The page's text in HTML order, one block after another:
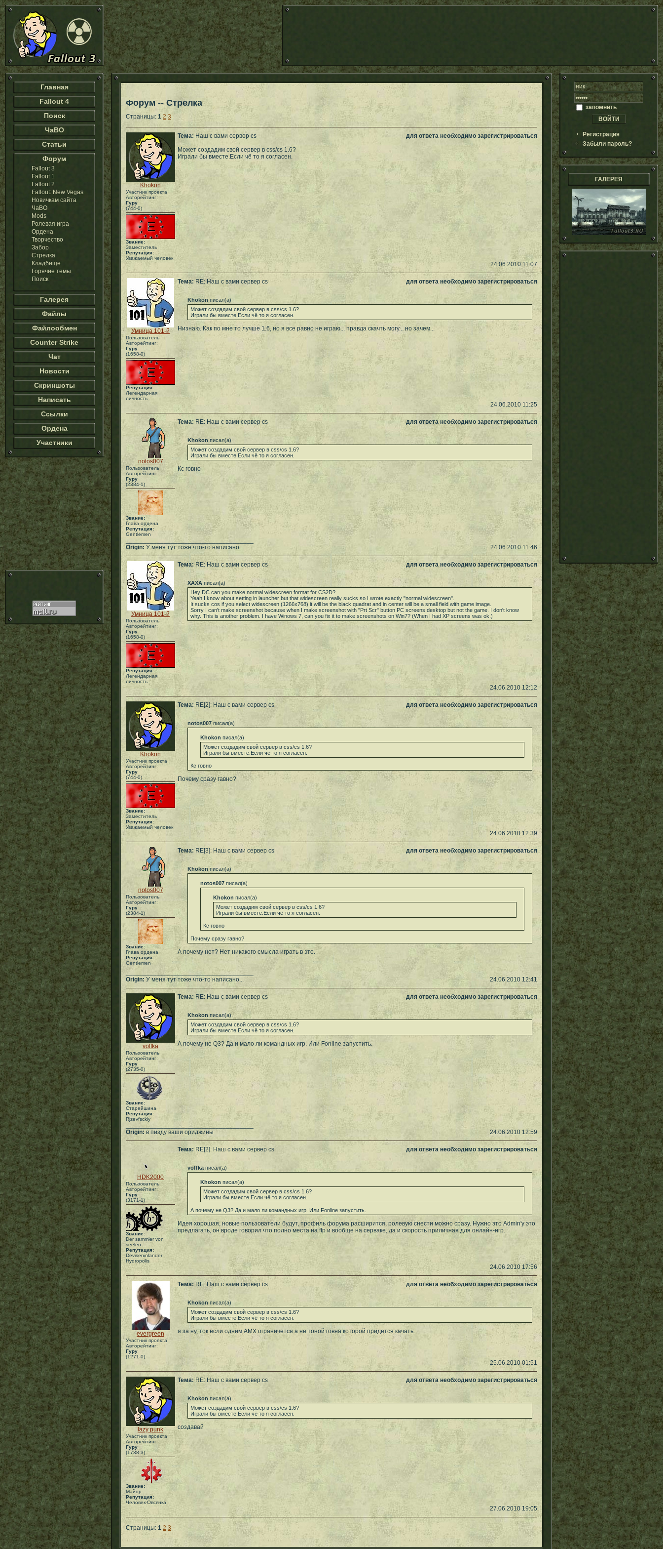
Главная
Fallout 4
Поиск
ЧаВО
Статьи
Форум
Fallout 3
Fallout 1
Fallout 2
Fallout: New Vegas
Новичкам сайта
ЧаВО
Mods
Ролевая игра
Ордена
Творчество
Забор
Стрелка
Кладбище
Горячие темы
Поиск
Галерея
Файлы
Файлообмен
Counter Strike
Чат
Новости
Скриншоты
Написать
Ссылки
Ордена
Участники
Форум -- Стрелка
Страницы: 1 2 3
Khokon
Участник проекта
Авторейтинг:
Гуру
(744-0)
Звание:
Заместитель
Репутация:
Уважаемый человек
Тема: Наш с вами сервер cs
для ответа необходимо зарегистрироваться
Может создадим свой сервер в css/cs 1.6?
Играли бы вместе.Если чё то я согласен.
24.06.2010 11:07
Умница 101-й
Пользователь
Авторейтинг:
Гуру
(1658-0)
Репутация:
Легендарная
личность
Тема: RE: Наш с вами сервер cs для ответа необходимо зарегистрироваться
Khokon писал(а)
Может создадим свой сервер в css/cs 1.6?
Играли бы вместе.Если чё то я согласен.
Низнаю. Как по мне то лучше 1.6, но я все равно не играю... правда скачть могу... но зачем...
24.06.2010 11:25
notos007
Пользователь
Авторейтинг:
Гуру
(2384-1)
Звание:
Глава ордена
Репутация:
Gentlemen
Тема: RE: Наш с вами сервер cs для ответа необходимо зарегистрироваться
Khokon писал(а)
Может создадим свой сервер в css/cs 1.6?
Играли бы вместе.Если чё то я согласен.
Кс говно
_____________________________________
Origin: У меня тут тоже что-то написано... 24.06.2010 11:46
Умница 101-й
Пользователь
Авторейтинг:
Гуру
(1658-0)
Репутация:
Легендарная
личность
Тема: RE: Наш с вами сервер cs для ответа необходимо зарегистрироваться
XAXA писал(а)
Hey DC can you make normal widescreen format for CS2D?
Yeah I know about setting in launcher but that widescreen really sucks so I wrote exactly "normal widescreen".
It sucks cos if you select widescreen (1266x768) it will be the black quadrat and in center will be a small field with game image.
Sorry I can't make screenshot because when I make screenshot with "Prt Scr" button PC screens desktop but not the game. I don't know
why. This is another problem. I have Winows 7, can you fix it to make screenshots on Win7? (When I had XP screens was ok.)
24.06.2010 12:12
Khokon
Участник проекта
Авторейтинг:
Гуру
(744-0)
Звание:
Заместитель
Репутация:
Уважаемый человек
Тема: RE[2]: Наш с вами сервер cs для ответа необходимо зарегистрироваться
notos007 писал(а)
Khokon писал(а)
Может создадим свой сервер в css/cs 1.6?
Играли бы вместе.Если чё то я согласен.
Кс говно
Почему сразу гавно?
24.06.2010 12:39
notos007
Пользователь
Авторейтинг:
Гуру
(2384-1)
Звание:
Глава ордена
Репутация:
Gentlemen
Тема: RE[3]: Наш с вами сервер cs для ответа необходимо зарегистрироваться
Khokon писал(а)
notos007 писал(а)
Khokon писал(а)
Может создадим свой сервер в css/cs 1.6?
Играли бы вместе.Если чё то я согласен.
Кс говно
Почему сразу гавно?
А почему нет? Нет никакого смысла играть в это.
_____________________________________
Origin: У меня тут тоже что-то написано... 24.06.2010 12:41
voffka
Пользователь
Авторейтинг:
Гуру
(2735-0)
Звание:
Старейшина
Репутация:
Rjzevfsckiy
Тема: RE: Наш с вами сервер cs для ответа необходимо зарегистрироваться
Khokon писал(а)
Может создадим свой сервер в css/cs 1.6?
Играли бы вместе.Если чё то я согласен.
А почему не Q3? Да и мало ли командных игр. Или Fonline запустить.
_____________________________________
Origin: в пизду ваши ориджины 24.06.2010 12:59
HDK2000
Пользователь
Авторейтинг:
Гуру
(3171-1)
Звание:
Der sammler von
seelen
Репутация:
Deviseninlander
Hydropolis
Тема: RE[2]: Наш с вами сервер cs для ответа необходимо зарегистрироваться
voffka писал(а)
Khokon писал(а)
Может создадим свой сервер в css/cs 1.6?
Играли бы вместе.Если чё то я согласен.
А почему не Q3? Да и мало ли командных игр. Или Fonline запустить.
Идея хорошая, новые пользователи будут, профиль форума расширится, ролевую снести можно сразу. Нужно это Admin'у это
предлагать, он вроде говорил что полно места на ftp и вообще на серваке, да и скорость приличная для онлайн-игр.
24.06.2010 17:56
evergreen
Участник проекта
Авторейтинг:
Гуру
(1271-0)
Тема: RE: Наш с вами сервер cs для ответа необходимо зарегистрироваться
Khokon писал(а)
Может создадим свой сервер в css/cs 1.6?
Играли бы вместе.Если чё то я согласен.
я за ну, ток если одним AMX ограничется а не тоной говна которой придется качать.
25.06.2010 01:51
lazy punk
Участник проекта
Авторейтинг:
Гуру
(1738-3)
Звание:
Майор
Репутация:
Человек-Овсянка
Тема: RE: Наш с вами сервер cs для ответа необходимо зарегистрироваться
Khokon писал(а)
Может создадим свой сервер в css/cs 1.6?
Играли бы вместе.Если чё то я согласен.
создавай
27.06.2010 19:05
Страницы:1 2 3
запомнить
Регистрация
Забыли пароль?
ГАЛЕРЕЯ